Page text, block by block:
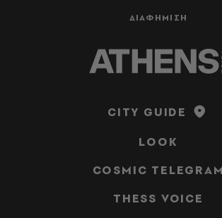
ΔΙΑΦΗΜΙΣΗ
CITY GUIDE
LOOK
COSMIC TELEGRAM
THESS VOICE